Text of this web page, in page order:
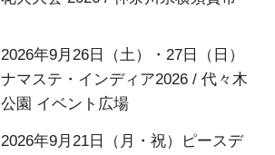
2026年9月26日（土）・27日（日）
ナマステ・インディア2026 / 代々木
公園 イベント広場
2026年9月21日（月・祝）ピースデ